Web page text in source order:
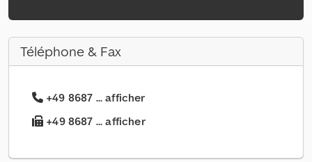
Téléphone & Fax
+49 8687 ... afficher
+49 8687 ... afficher